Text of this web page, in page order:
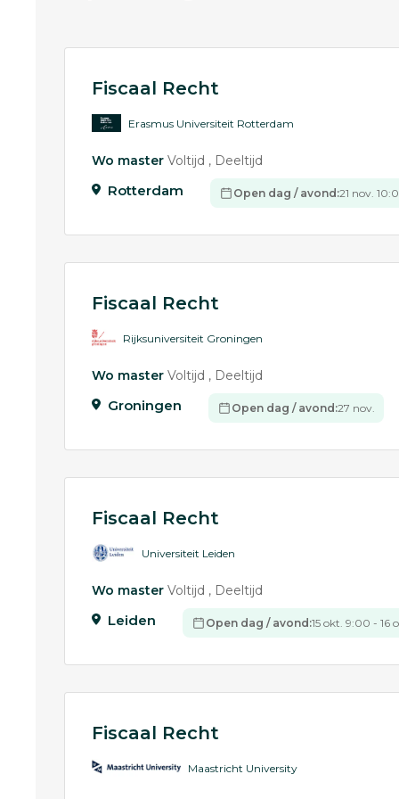
Fiscaal Recht
Erasmus Universiteit Rotterdam
Wo master Voltijd Deeltijd
Rotterdam Open dag / avond:21 nov.
Fiscaal Recht
Rijksuniversiteit Groningen
Wo master Voltijd Deeltijd
Groningen Open dag / avond:27 nov.
Fiscaal Recht
Universiteit Leiden
Wo master Voltijd Deeltijd
Leiden Open dag / avond:15 okt. 9:00 - 16
Fiscaal Recht
Maastricht University